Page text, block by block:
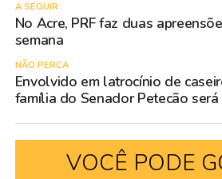
A SEGUIR
No Acre, PRF faz duas
semana
NÃO PERCA
Envolvido em latrocínio de
família do Senador Petecão
VOCÊ PODE